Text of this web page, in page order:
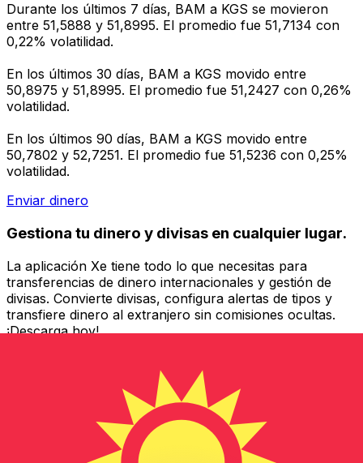
Durante los últimos 7 días, BAM a KGS se movieron
entre 51,5888 y 51,8995. El promedio fue 51,7134 con
0,22% volatilidad.
En los últimos 30 días, BAM a KGS movido entre
50,8975 y 51,8995. El promedio fue 51,2427 con 0,26%
volatilidad.
En los últimos 90 días, BAM a KGS movido entre
50,7802 y 52,7251. El promedio fue 51,5236 con 0,25%
volatilidad.
Enviar dinero
Gestiona tu dinero y divisas en cualquier lugar.
La aplicación Xe tiene todo lo que necesitas para
transferencias de dinero internacionales y gestión de
divisas. Convierte divisas, configura alertas de tipos y
transfiere dinero al extranjero sin comisiones ocultas.
¡Descarga hoy!